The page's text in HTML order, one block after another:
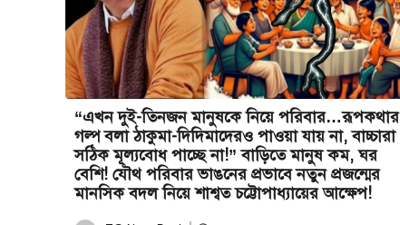
“এখন দুই-তিনজন মানুষকে নিয়ে পরিবার…রূপকথার
গল্প বলা ঠাকুমা-দিদিমাদেরও পাওয়া যায় না, বাচ্চারা
সঠিক মূল্যবোধ পাচ্ছে না!” বাড়িতে মানুষ কম, ঘর
বেশি! যৌথ পরিবার ভাঙনের প্রভাবে নতুন প্রজন্মের
মানসিক বদল নিয়ে শাশ্বত চট্টোপাধ্যায়ের আক্ষেপ!